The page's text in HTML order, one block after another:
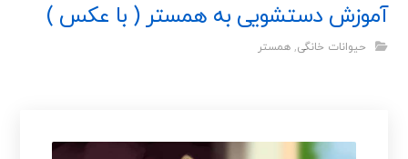
آموزش دستشویی به همستر ( با عکس )
حیوانات خانگی,همستر